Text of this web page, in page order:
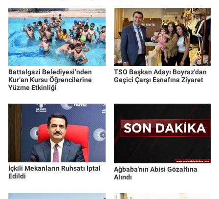
Battalgazi Belediyesi’nden
Kur’an Kursu Öğrencilerine
Yüzme Etkinliği
TSO Başkan Adayı Boyraz'dan
Geçici Çarşı Esnafına Ziyaret
İçkili Mekanların Ruhsatı İptal
Edildi
Ağbaba'nın Abisi Gözaltına
Alındı